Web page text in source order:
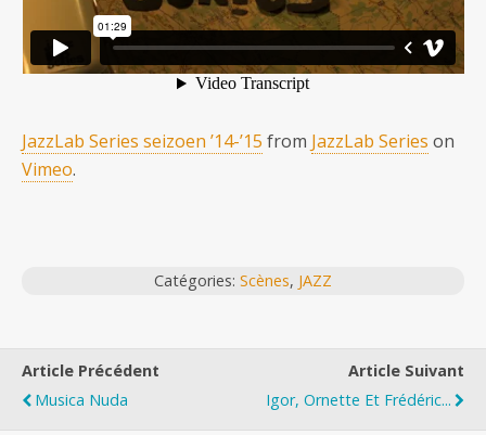
JazzLab Series seizoen ’14-’15 from JazzLab Series on
Vimeo.
Catégories: Scènes, JAZZ
Article Précédent
Musica Nuda
Article Suivant
Igor, Ornette Et Frédéric...